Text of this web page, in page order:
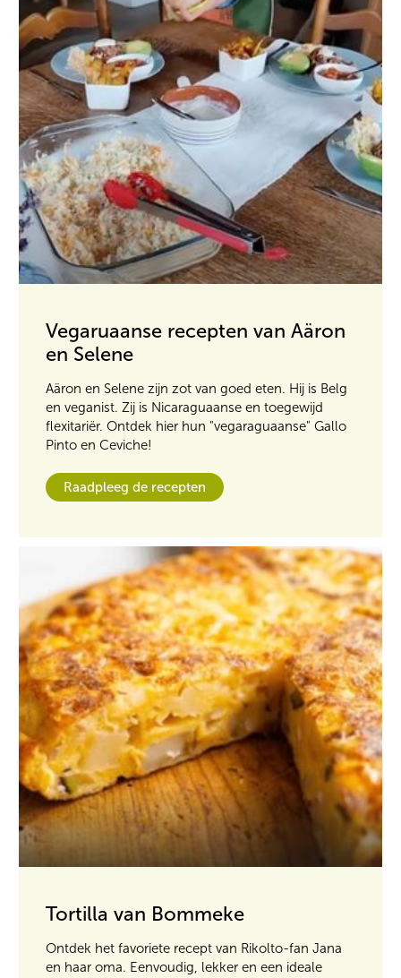
Vegaruaanse recepten van Aäron
en Selene
Aäron en Selene zijn zot van goed eten. Hij is Belg
en veganist. Zij is Nicaraguaanse en toegewijd
flexitariër. Ontdek hier hun "vegaraguaanse" Gallo
Pinto en Ceviche!
Raadpleeg de recepten
Tortilla van Bommeke
Ontdek het favoriete recept van Rikolto-fan Jana
en haar oma. Eenvoudig, lekker en een ideale